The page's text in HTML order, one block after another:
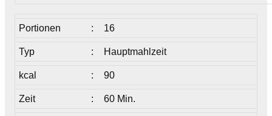
Portionen : 16
Typ : Hauptmahlzeit
kcal : 90
Zeit : 60 Min.